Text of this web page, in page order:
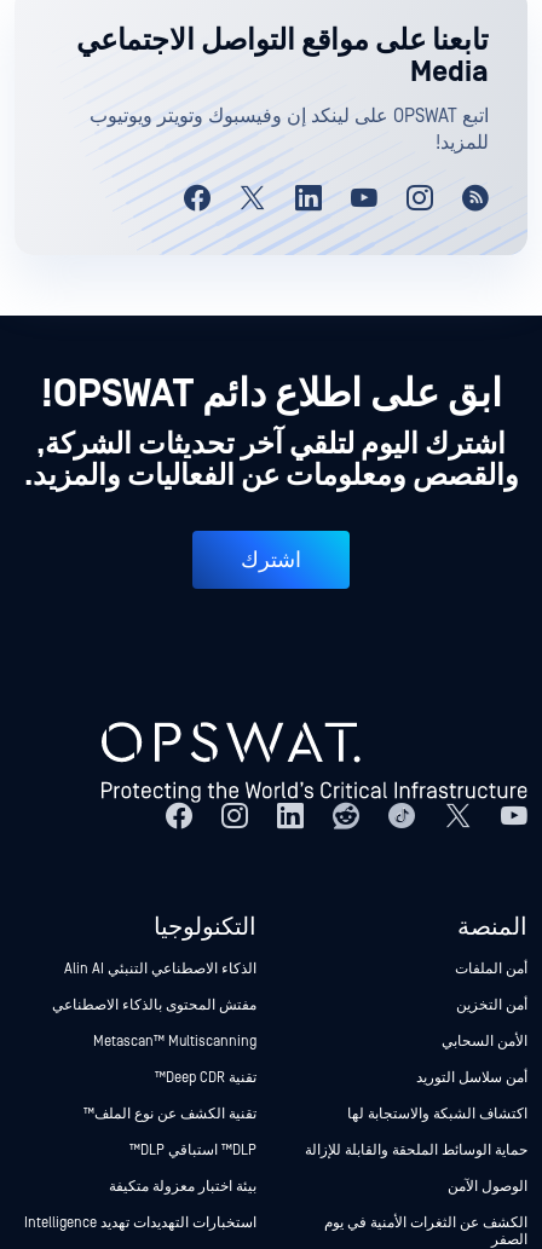
تابعنا على مواقع التواصل الاجتماعي
Media
اتبع OPSWAT على لينكد إن وفيسبوك وتويتر ويوتيوب
للمزيد!
ابق على اطلاع دائم OPSWAT!
اشترك اليوم لتلقي آخر تحديثات الشركة,
والقصص ومعلومات عن الفعاليات والمزيد.
اشترك
المنصة
أمن الملفات
أمن التخزين
الأمن السحابي
أمن سلاسل التوريد
اكتشاف الشبكة والاستجابة لها
حماية الوسائط الملحقة والقابلة للإزالة
الوصول الآمن
الكشف عن الثغرات الأمنية في يوم
الصفر
التكنولوجيا
الذكاء الاصطناعي التنبئي Alin AI
مفتش المحتوى بالذكاء الاصطناعي
Metascan™ Multiscanning
تقنية Deep CDR™
تقنية الكشف عن نوع الملف™
DLP™ استباقي DLP™
بيئة اختبار معزولة متكيفة
استخبارات التهديدات تهديد Intelligence